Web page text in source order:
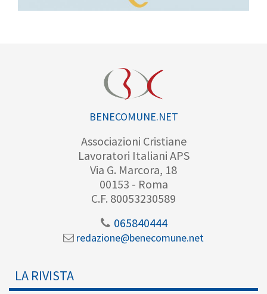
BENECOMUNE.NET
Associazioni Cristiane
Lavoratori Italiani APS
Via G. Marcora, 18
00153 - Roma
C.F. 80053230589
065840444
redazione@benecomune.net
LA RIVISTA